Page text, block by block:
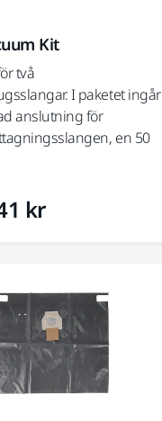
Kit
två
I paketet ingår
anslutning för
en 50
kr